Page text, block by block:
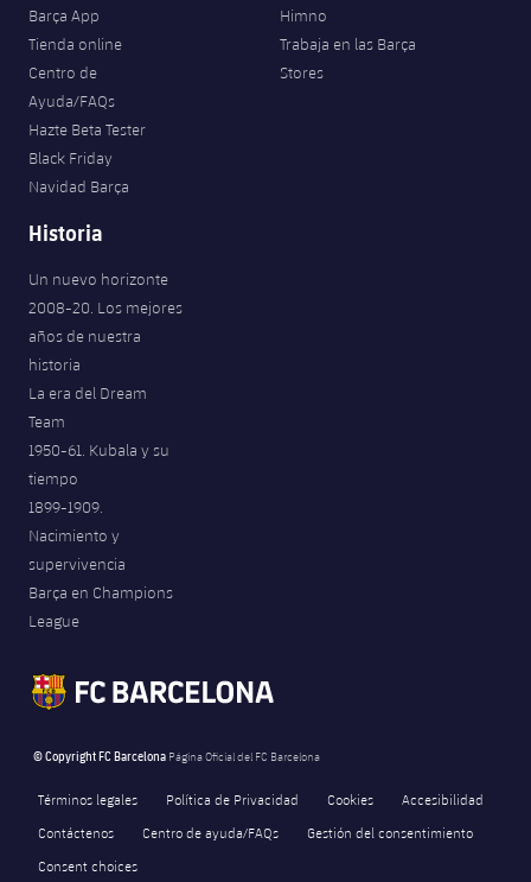
Barça App
Tienda online
Centro de
Ayuda/FAQs
Hazte Beta Tester
Black Friday
Navidad Barça
Himno
Trabaja en las Barça
Stores
Historia
Un nuevo horizonte
2008-20. Los mejores
años de nuestra
historia
La era del Dream
Team
1950-61. Kubala y su
tiempo
1899-1909.
Nacimiento y
supervivencia
Barça en Champions
League
© Copyright FC Barcelona Página Oficial del FC Barcelona
Términos legales Política de Privacidad Cookies
Accesibilidad
Contáctenos
Centro de ayuda/FAQs
Gestión del consentimiento
Consent choices